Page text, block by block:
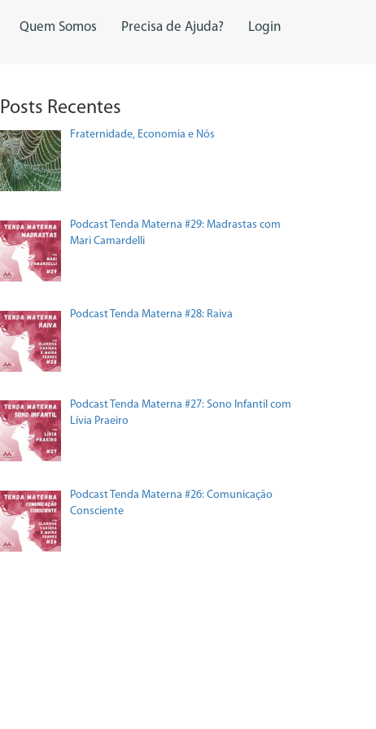
Quem Somos Precisa de Ajuda? Login
Posts Recentes
Fraternidade, Economia e Nós
Podcast Tenda Materna #29: Madrastas com
Mari Camardelli
Podcast Tenda Materna #28: Raiva
Podcast Tenda Materna #27: Sono Infantil com
Lívia Praeiro
Podcast Tenda Materna #26: Comunicação
Consciente